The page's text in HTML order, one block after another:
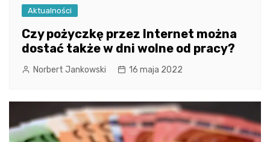
Aktualności
Czy pożyczkę przez Internet można
dostać także w dni wolne od pracy?
Norbert Jankowski 16 maja 2022